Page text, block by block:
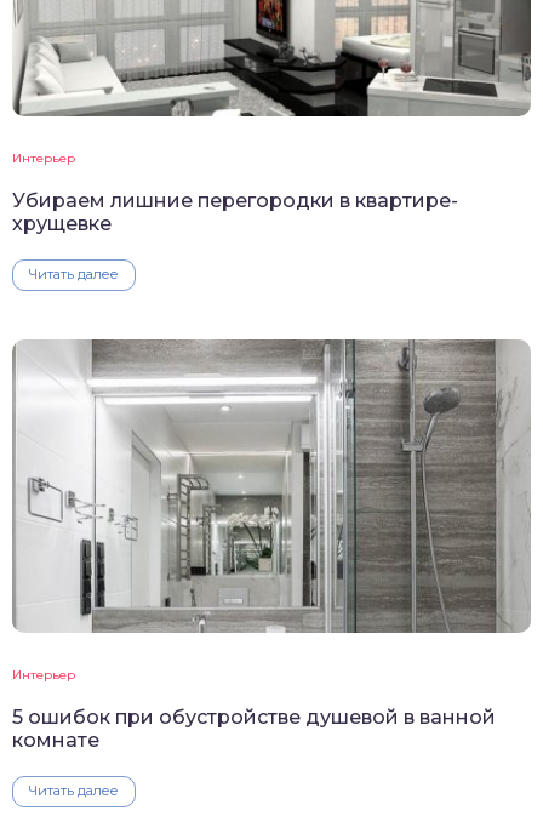
Интерьер
Убираем лишние перегородки в квартире-
хрущевке
Читать далее
Интерьер
5 ошибок при обустройстве душевой в ванной
комнате
Читать далее